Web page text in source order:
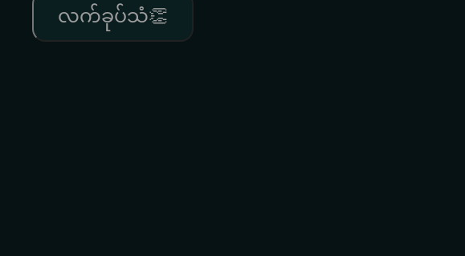
လက်ခုပ်သံ👏